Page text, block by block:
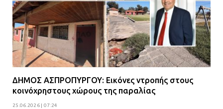
08.07.2026 | 15:02
ΔΗΜΟΣ ΜΑΝΔΡΑΣ ΕΙΔΥΛΛΙΑΣ: Δύο
νέα πολυδύναμα οχήματα 4×4
ενισχύουν την Πολιτική Προστασία
08.07.2026 | 09:40
ΔΗΜΟΣ ΑΣΠΡΟΠΥΡΓΟΥ: Εικόνες ντροπής στους
κοινόχρηστους χώρους της παραλίας
25.06.2026 | 07:24